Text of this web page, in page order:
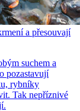
a přesouvají
suchem a
pozastavují
rybníky
Tak nepříznivé